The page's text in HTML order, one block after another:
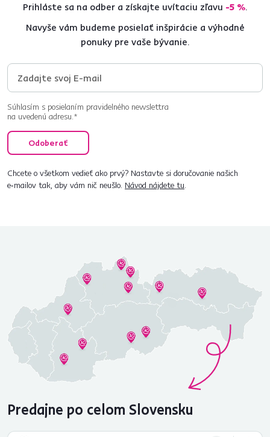
Prihláste sa na odber a získajte uvítaciu zľavu -5 %.
Navyše vám budeme posielať inšpirácie a výhodné
ponuky pre vaše bývanie.
Súhlasím s posielaním pravidelného newslettra
na uvedenú adresu.*
Odoberať
Chcete o všetkom vedieť ako prvý? Nastavte si doručovanie našich
e‑mailov tak, aby vám nič neušlo. Návod nájdete tu.
Predajne po celom Slovensku